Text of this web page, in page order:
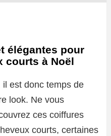
élégantes pour
courts à Noël
est donc temps de
look. Ne vous
ces coiffures
courts, certaines